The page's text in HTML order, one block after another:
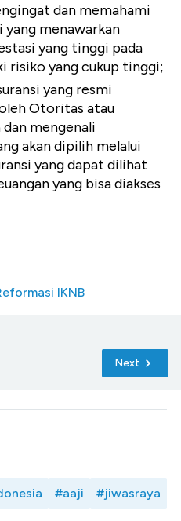
dan memahami
yang menawarkan
yang tinggi pada
risiko yang cukup tinggi;
yang resmi
Otoritas atau
mengenali
akan dipilih melalui
yang dapat dilihat
yang bisa diakses
IKNB
Next
#aaji #jiwasraya